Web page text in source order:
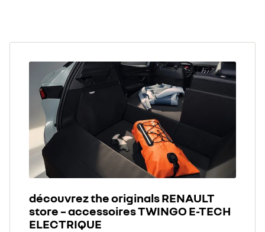
découvrez the originals RENAULT
store – accessoires TWINGO E-TECH
ELECTRIQUE